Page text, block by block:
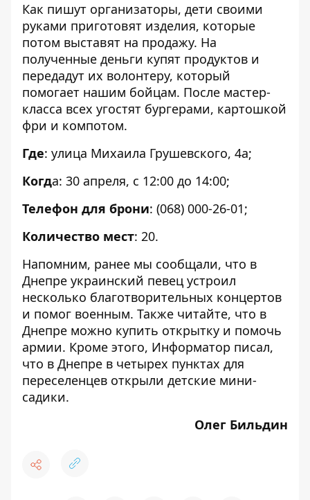
Как пишут организаторы, дети своими
руками приготовят изделия, которые
потом выставят на продажу. На
полученные деньги купят продуктов и
передадут их волонтеру, который
помогает нашим бойцам. После мастер-
класса всех угостят бургерами, картошкой
фри и компотом.
Где: улица Михаила Грушевского, 4а;
Когда: 30 апреля, с 12:00 до 14:00;
Телефон для брони: (068) 000-26-01;
Количество мест: 20.
Напомним, ранее мы сообщали, что в
Днепре украинский певец устроил
несколько благотворительных концертов
и помог военным. Также читайте, что в
Днепре можно купить открытку и помочь
армии. Кроме этого, Информатор писал,
что в Днепре в четырех пунктах для
переселенцев открыли детские мини-
садики.
Олег Бильдин